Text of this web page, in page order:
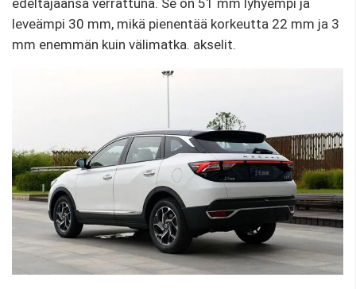
leveämpi 30 mm, mikä pienentää korkeutta 22 mm ja 3
mm enemmän kuin välimatka. akselit.